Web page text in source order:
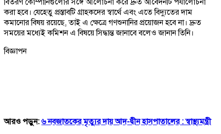
করা হবে। যেহেতু প্রস্তাবটি গ্রাহকদের স্বার্থে এবং এতে বিদ্যুতের দাম
কমানোর বিষয় রয়েছে, তাই এ ক্ষেত্রে গণশুনানির প্রয়োজন হবে না। দ্রুত
সময়ের মধ্যেই কমিশন এ বিষয়ে সিদ্ধান্ত জানাবে বলেও জানান তিনি।
বিজ্ঞাপন
আরও পড়ুন:৬ নবজাতকের মৃত্যুর দায় আদ-দ্বীন হাসপাতালের : স্বাস্থ্যমন্ত্রী